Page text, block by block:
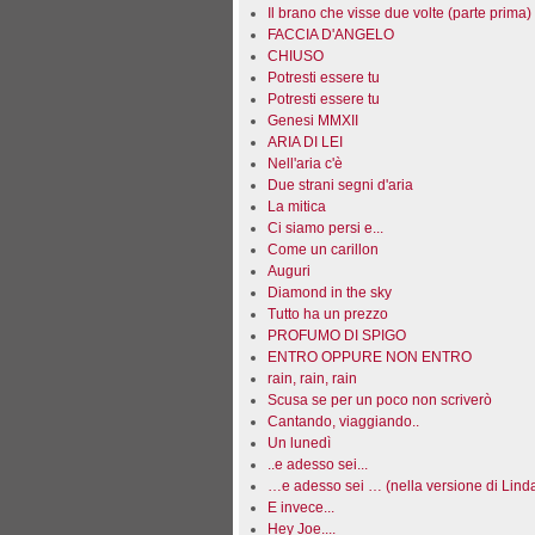
Il brano che visse due volte (parte prima)
FACCIA D'ANGELO
CHIUSO
Potresti essere tu
Potresti essere tu
Genesi MMXII
ARIA DI LEI
Nell'aria c'è
Due strani segni d'aria
La mitica
Ci siamo persi e...
Come un carillon
Auguri
Diamond in the sky
Tutto ha un prezzo
PROFUMO DI SPIGO
ENTRO OPPURE NON ENTRO
rain, rain, rain
Scusa se per un poco non scriverò
Cantando, viaggiando..
Un lunedì
..e adesso sei...
…e adesso sei … (nella versione di
E invece...
Hey Joe....